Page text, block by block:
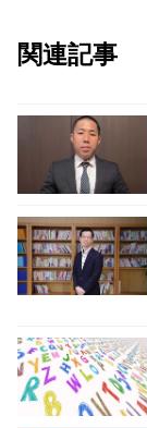
関連記事